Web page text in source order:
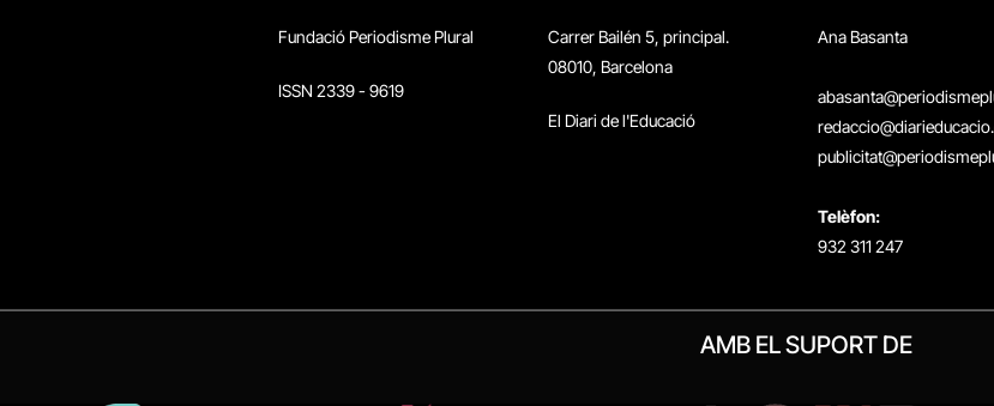
Fundació Periodisme Plural
ISSN 2339 - 9619
Carrer Bailén 5, principal.
08010, Barcelona
El Diari de l'Educació
Ana Basanta
Telèfon:
932 311 247
AMB EL SUPORT DE